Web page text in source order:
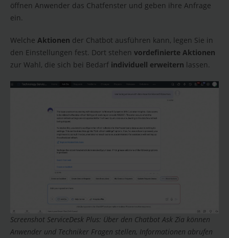
öffnen Anwender das Chatfenster und geben ihre Anfrage
ein.
Welche Aktionen der Chatbot ausführen kann, legen Sie in
den Einstellungen fest. Dort stehen vordefinierte Aktionen
zur Wahl, die sich bei Bedarf individuell erweitern lassen.
Screenshot ServiceDesk Plus: Über den Chatbot Ask Zia können
Anwender und Techniker Fragen stellen, Informationen abrufen